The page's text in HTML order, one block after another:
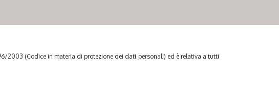
2003 (Codice in materia di protezione dei dati personali) ed è relativa a tutti